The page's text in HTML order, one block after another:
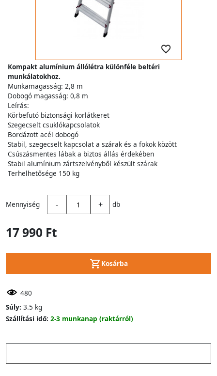
Kompakt alumínium állólétra különféle beltéri
munkálatokhoz.
Munkamagasság: 2,8 m
Dobogó magasság: 0,8 m
Leírás:
Körbefutó biztonsági korlátkeret
Szegecselt csuklókapcsolatok
Bordázott acél dobogó
Stabil, szegecselt kapcsolat a szárak és a fokok között
Csúszásmentes lábak a biztos állás érdekében
Stabil alumínium zártszelvényből készült szárak
Terhelhetősége 150 kg
Mennyiség - + db
17 990 Ft
Kosárba
480
Súly: 3.5 kg
Szállítási idő: 2-3 munkanap (raktárról)